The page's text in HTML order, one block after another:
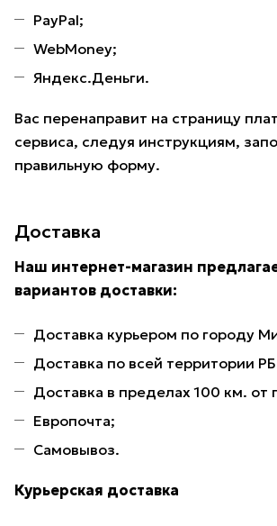
PayPal;
WebMoney;
Яндекс.Деньги.
Вас перенаправит на страницу
сервиса, следуя инструкциям,
правильную форму.
Доставка
Наш интернет-магазин
вариантов доставки:
Доставка курьером по городу
Доставка по всей территории
Доставка в пределах 100 км. от
Европочта;
Самовывоз.
Курьерская доставка